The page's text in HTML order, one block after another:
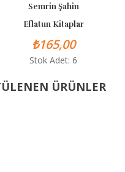
Semrin Şahin
Eflatun Kitaplar
₺165,00
Stok Adet: 6
ÜRÜNLER